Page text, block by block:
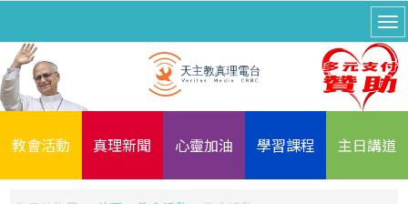
教會活動 真理新聞 心靈加油 學習課程 主日講道